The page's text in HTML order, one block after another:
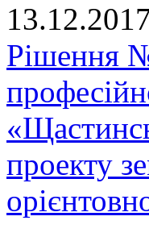
Рішення
проекту